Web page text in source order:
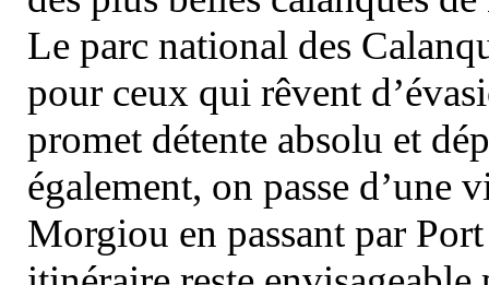
Le parc national des
pour ceux qui rêvent
promet détente absolu et
également, on passe d’une
Morgiou en passant par